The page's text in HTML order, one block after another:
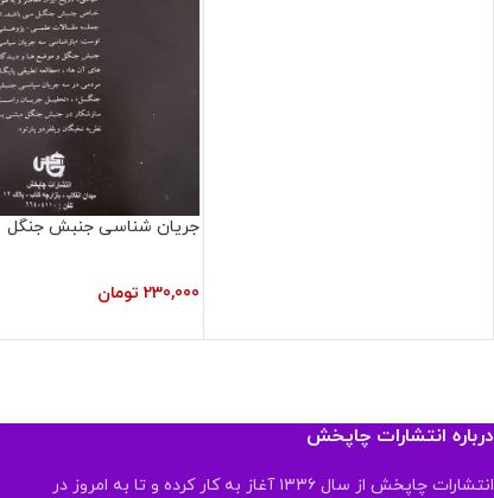
جریان شناسی جنبش جنگل
230,000 تومان
درباره انتشارات چاپخش
انتشارات چاپخش از سال ۱۳۳۶ آغاز به کار کرده و تا به امروز در